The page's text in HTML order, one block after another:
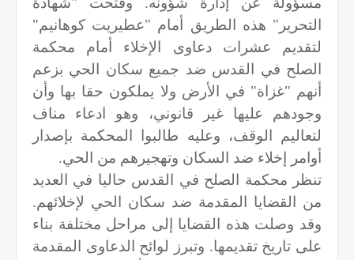
التحرير" هذه الطريق أمام "عطيريت كوهانيم"
لتقديم عشرات دعاوى الإخلاء أمام محكمة
الصلح في القدس ضد جميع سكان الحي بزعم
أنهم "غزاة" في الأرض ولا يملكون حقا بها وأن
وجودهم عليها غير قانوني، وهو ادعاء مناف
لتعاليم الوقف، وعليه طالبوا المحكمة بإصدار
أوامر إخلاء ضد السكان وتهجيرهم من الحي.
تنظر محكمة الصلح في القدس حاليا في العديد
من القضايا المقدمة ضد سكان الحي لإخلائهم.
وقد وصلت هذه القضايا إلى مراحل مختلفة بناء
على تاريخ تقديمها. وتبرز لوائح الدعاوى المقدمة